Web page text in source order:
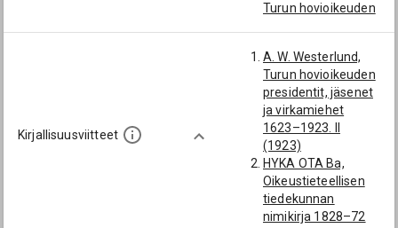
Turun hovioikeuden
Herman Julius
(1824-1854):
[kirjaaja; viskaali;
Turun hovioikeuden
notaari]
Ålenius, Karl August
(1829-1863):
[kirjaaja; viskaali;
Turun hovioikeuden
notaari]
Kirjallisuusviitteet
A. W. Westerlund,
Turun hovioikeuden
presidentit, jäsenet
ja virkamiehet
1623–1923. II
(1923)
HYKA OTA Ba,
Oikeustieteellisen
tiedekunnan
nimikirja 1828–72